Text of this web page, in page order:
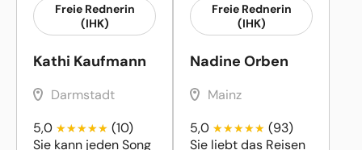
Freie Rednerin
(IHK)
Kathi Kaufmann
Darmstadt
5,0
(10)
Sie kann jeden Song
Freie Rednerin
(IHK)
Nadine Orben
Mainz
5,0
(93)
Sie liebt das Reisen